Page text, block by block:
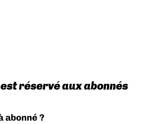
réservé aux abonnés
abonné ?